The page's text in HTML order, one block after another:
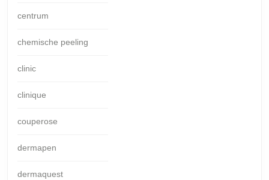
centrum
chemische peeling
clinic
clinique
couperose
dermapen
dermaquest